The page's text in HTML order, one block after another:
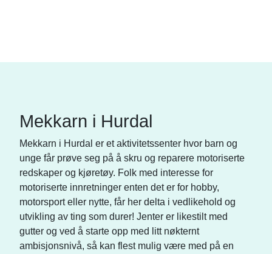
Mekkarn i Hurdal
Mekkarn i Hurdal er et aktivitetssenter hvor barn og
unge får prøve seg på å skru og reparere motoriserte
redskaper og kjøretøy. Folk med interesse for
motoriserte innretninger enten det er for hobby,
motorsport eller nytte, får her delta i vedlikehold og
utvikling av ting som durer! Jenter er likestilt med
gutter og ved å starte opp med litt nøkternt
ambisjonsnivå, så kan flest mulig være med på en